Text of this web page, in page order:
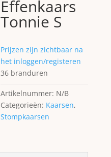
Effenkaars
Tonnie S
Prijzen zijn zichtbaar na
het inloggen/registeren
36 branduren
Artikelnummer: N/B
Categorieën: Kaarsen,
Stompkaarsen